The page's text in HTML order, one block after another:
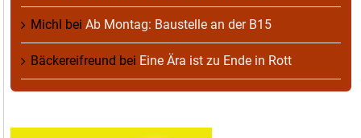
Michl bei Ab Montag: Baustelle an der B15
Bäckereifreund bei Eine Ära ist zu Ende in Rott